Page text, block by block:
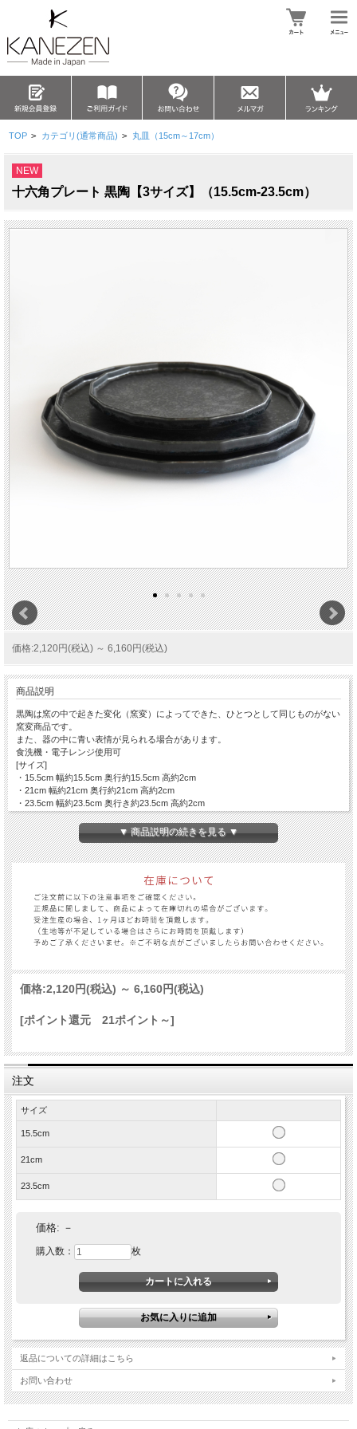
TOP > カテゴリ(通常商品) > 丸皿（15cm～17cm）
NEW
十六角プレート 黒陶【3サイズ】（15.5cm-23.5cm）
価格:2,120円(税込) ～ 6,160円(税込)
商品説明
黒陶は窯の中で起きた変化（窯変）によってできた、ひとつとして同じものがない
窯変商品です。
また、器の中に青い表情が見られる場合があります。
食洗機・電子レンジ使用可
[サイズ]
・15.5cm 幅約15.5cm 奥行約15.5cm 高約2cm
・21cm 幅約21cm 奥行約21cm 高約2cm
・23.5cm 幅約23.5cm 奥行き約23.5cm 高約2cm
※器の表情は一点一点異なります。
商品の取り扱い等については、Infomationの「和食器のこと・扱い方」に記載して
おります。
スマートフォンの方は、項目「サイトマップ」の下部にinfomationがございます。
▼ 商品説明の続きを見る ▼
価格:2,120円(税込) ～ 6,160円(税込)
[ポイント還元 21ポイント～]
注文
サイズ
15.5cm
21cm
23.5cm
価格: －
購入数： 枚
返品についての詳細はこちら
お問い合わせ